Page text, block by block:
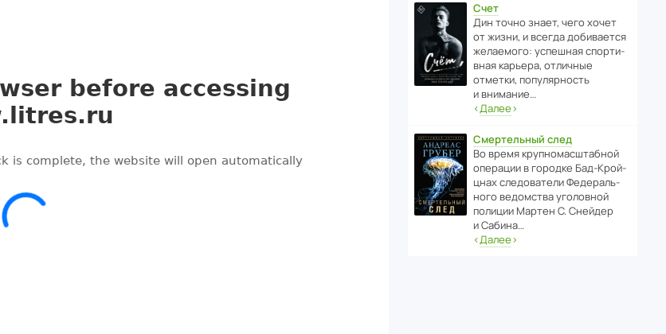
Счет
Дин точно знает, чего хочет
от жизни, и всегда доби­ва­ется
жела­е­мого: успе­шная спор­ти­
вная карьера, отли­чные
отметки, попу­ля­р­ность
и внимание…
‹Далее›
Смертельный след
Во время круп­но­мас­ш­та­бной
операции в городке Бад‑Крой­
цнах следо­ва­тели Феде­раль­
ного ведомства уголо­вной
полиции Мартен С. Снейдер
и Сабина…
‹Далее›